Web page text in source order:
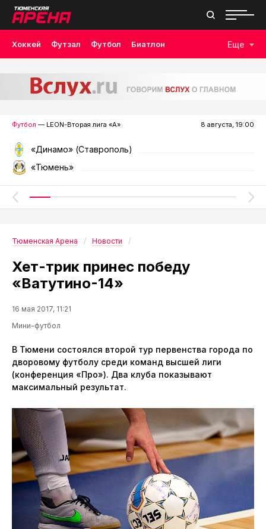
Хоккей Футзал Футбол Биатлон Еще
Футбол — LEON-Вторая лига «А» 8 августа, 19:00
«Динамо» (Ставрополь)
«Тюмень»
Тюменская Арена Новости
Хет-трик принес победу
«Ватутино-14»
16 мая 2017, 11:21
Мини-футбол
В Тюмени состоялся второй тур первенства города по
дворовому футболу среди команд высшей лиги
(конференция «Про»). Два клуба показывают
максимальный результат.